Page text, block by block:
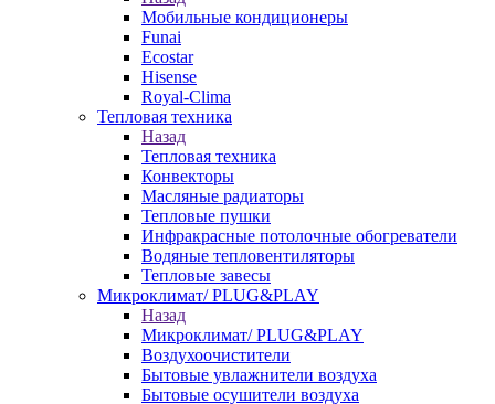
Мобильные кондиционеры
Funai
Ecostar
Hisense
Royal-Clima
Тепловая техника
Назад
Тепловая техника
Конвекторы
Масляные радиаторы
Тепловые пушки
Инфракрасные потолочные обогреватели
Водяные тепловентиляторы
Тепловые завесы
Микроклимат/ PLUG&PLAY
Назад
Микроклимат/ PLUG&PLAY
Воздухоочистители
Бытовые увлажнители воздуха
Бытовые осушители воздуха